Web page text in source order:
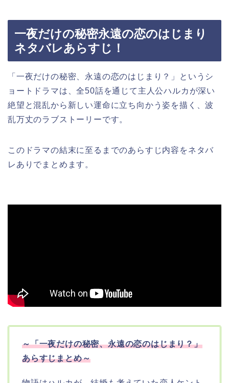
一夜だけの秘密永遠の恋のはじまり
ネタバレあらすじ！
「一夜だけの秘密、永遠の恋のはじまり？」というシ
ョートドラマは、全50話を通じて主人公ハルカが深い
絶望と混乱から新しい運命に立ち向かう姿を描く、波
乱万丈のラブストーリーです。
このドラマの結末に至るまでのあらすじ内容をネタバ
レありでまとめます。
～「一夜だけの秘密、永遠の恋のはじまり？」
あらすじまとめ～